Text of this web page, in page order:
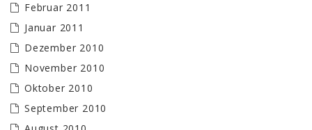
Februar 2011
Januar 2011
Dezember 2010
November 2010
Oktober 2010
September 2010